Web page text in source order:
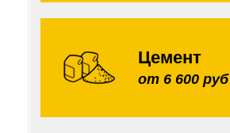
Цемент
от 6 600 руб